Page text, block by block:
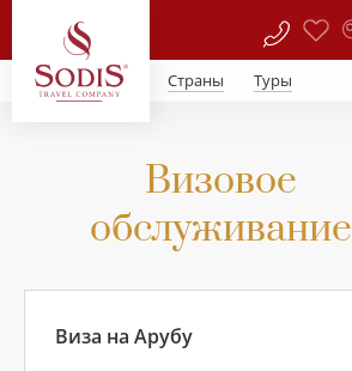
Страны Туры
Визовое
обслуживание
Виза на Арубу